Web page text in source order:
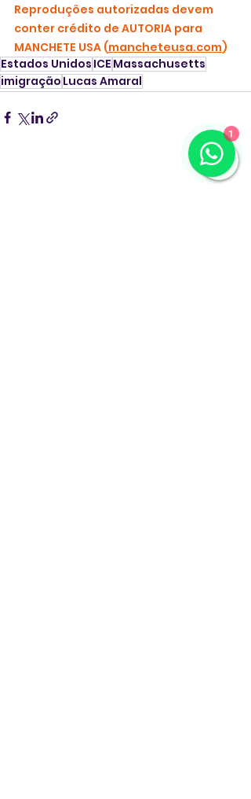
Reproduções autorizadas devem
conter crédito de AUTORIA para
MANCHETE USA (mancheteusa.com)
Estados Unidos ICE Massachusetts
imigração Lucas Amaral
1